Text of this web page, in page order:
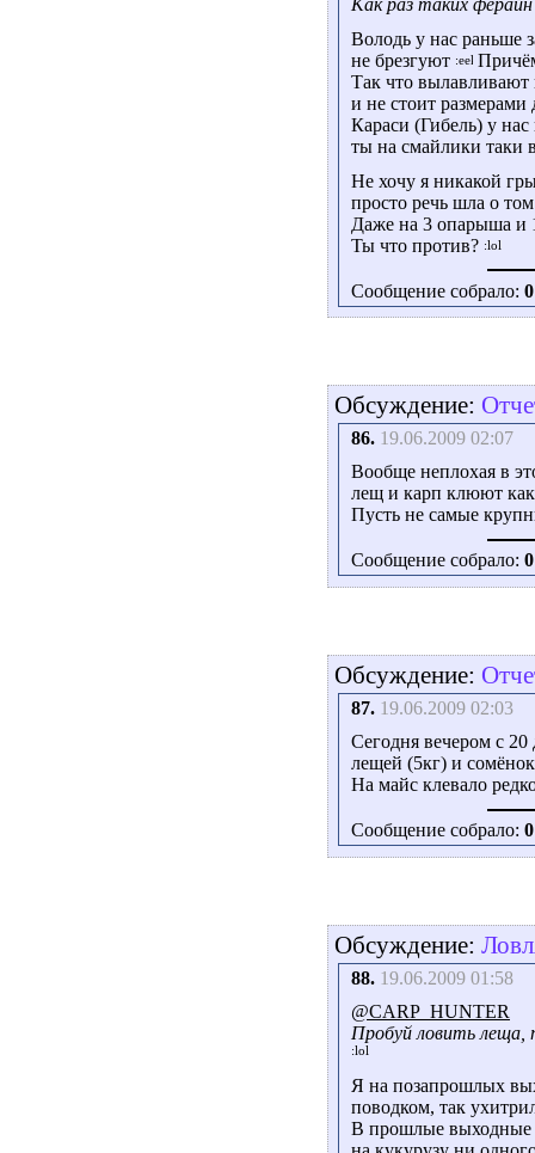
Как раз таких
Володь у нас раньше
не брезгуют
Так что вылавливают
и не стоит
Караси (Гибель) у
ты на смайлики
Не хочу я никакой
просто речь шла о
Даже на 3 опарыша и
Ты что против?
Сообщение собрало: 0
Обсуждение:
86. 19.06.2009 02:07
Вообще неплохая в
лещ и карп клюют
Пусть не самые
Сообщение собрало: 0
Обсуждение:
87. 19.06.2009 02:03
Сегодня вечером с 20
лещей (5кг) и
На майс клевало
Сообщение собрало: 0
Обсуждение:
88. 19.06.2009 01:58
@CARP_HUNTER
Пробуй ловить леща,
Я на позапрошлых
поводком, так
В прошлые выходные